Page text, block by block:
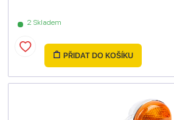
2 Skladem
PŘIDAT DO KOŠÍKU